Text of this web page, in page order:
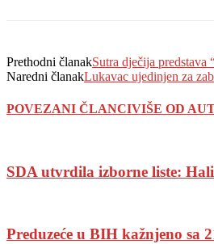
Prethodni članakSutra dječija predstava
Naredni članakLukavac ujedinjen za
POVEZANI ČLANCIVIŠE OD
SDA utvrdila izborne liste:
Preduzeće u BIH kažnjeno sa